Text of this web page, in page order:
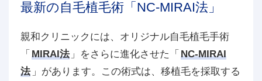
最新の自毛植毛術「NC-MIRAI法」
親和クリニックには、オリジナル自毛植毛手術
「MIRAI法 」をさらに進化させた「NC-MIRAI
法 」があります。この術式は、移植毛を採取する